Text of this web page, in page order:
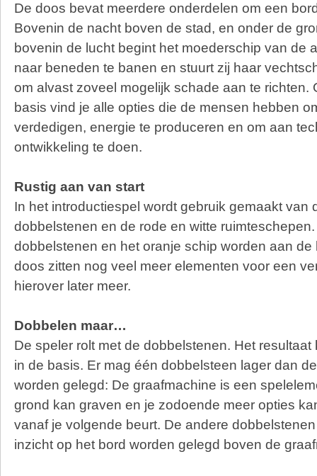
De doos bevat meerdere onderdelen om een
Bovenin de nacht boven de stad, en onder de
bovenin de lucht begint het moederschip van de
naar beneden te banen en stuurt zij haar
om alvast zoveel mogelijk schade aan te richten.
basis vind je alle opties die de mensen hebben
verdedigen, energie te produceren en om aan
ontwikkeling te doen.
Rustig aan van start
In het introductiespel wordt gebruik gemaakt van
dobbelstenen en de rode en witte
dobbelstenen en het oranje schip worden aan de
doos zitten nog veel meer elementen voor een
hierover later meer.
Dobbelen maar…
De speler rolt met de dobbelstenen. Het
in de basis. Er mag één dobbelsteen lager dan
worden gelegd: De graafmachine is een
grond kan graven en je zodoende meer opties
vanaf je volgende beurt. De andere
inzicht op het bord worden gelegd boven de